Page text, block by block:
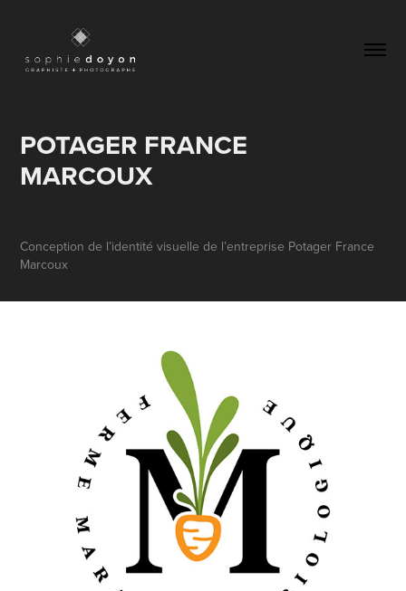
POTAGER FRANCE
MARCOUX
Conception de l’identité visuelle de l’entreprise Potager France
Marcoux